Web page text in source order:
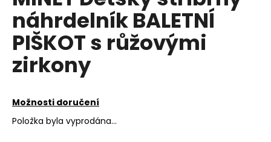
5
hvězdiček.
náhrdelník BALETNÍ
PIŠKOT s růžovými
zirkony
Možnosti doručení
Položka byla vyprodána…
a
j
í
t
?